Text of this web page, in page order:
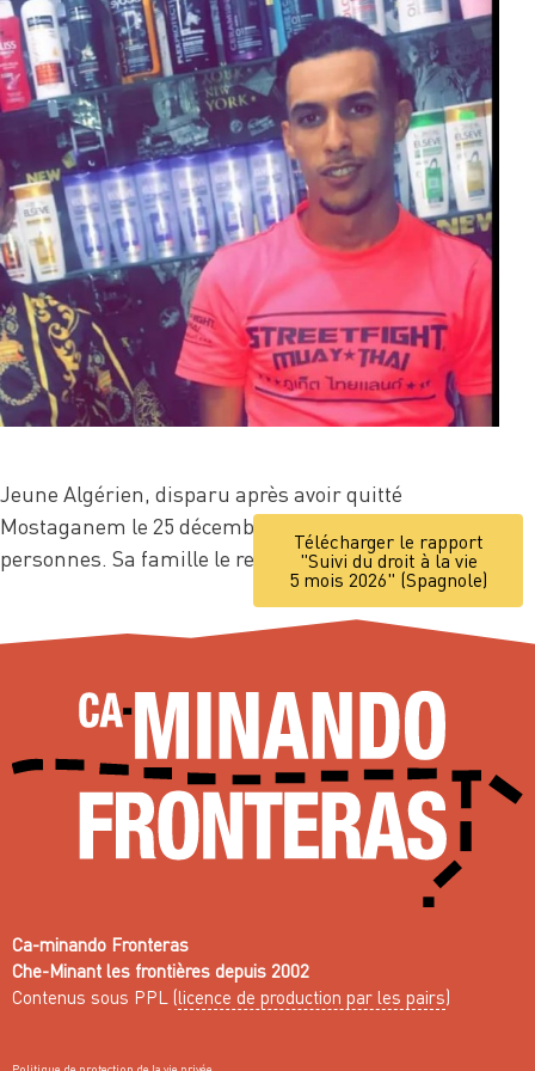
Jeune Algérien, disparu après avoir quitté
Mostaganem le 25 décembre 2022 avec 19 autres
personnes. Sa famille le recherche depuis lors.
Télécharger le rapport
"Suivi du droit à la vie
5 mois 2026" (Spagnole)
Ca-minando Fronteras
Che-Minant les frontières depuis 2002
Contenus sous PPL (licence de production par les pairs)